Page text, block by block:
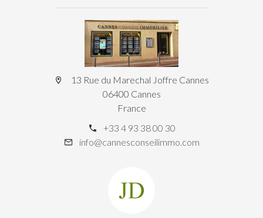
13 Rue du Marechal Joffre Cannes
06400 Cannes
France
+33 4 93 38 00 30
info@cannesconseilimmo.com